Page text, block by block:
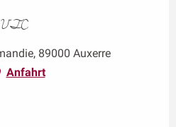
89000 Auxerre
Anfahrt